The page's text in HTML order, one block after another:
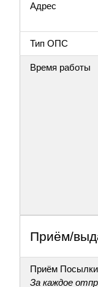
Адрес
Тип ОПС
Время работы
Приём/
Приём
За каждое